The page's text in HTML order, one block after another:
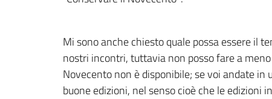
Mi sono anche chiesto quale possa essere il
nostri incontri, tuttavia non posso fare a
Novecento non è disponibile; se voi andate
buone edizioni, nel senso cioè che le edizioni